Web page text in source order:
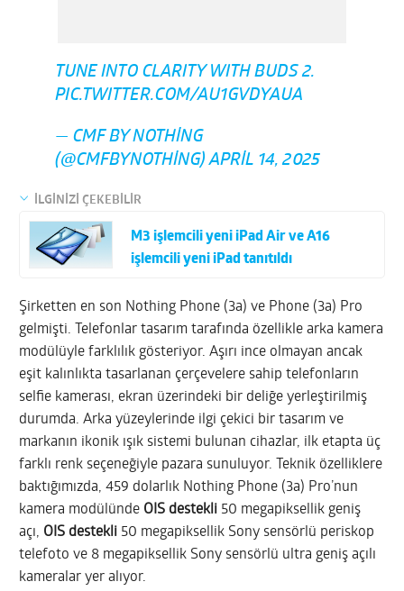
TUNE INTO CLARITY WITH BUDS 2.
PIC.TWITTER.COM/AU1GVDYAUA
— CMF BY NOTHING
(@CMFBYNOTHING)APRIL 14, 2025
İLGİNİZİ ÇEKEBİLİR
M3 işlemcili yeni iPad Air ve A16
işlemcili yeni iPad tanıtıldı
Şirketten en son Nothing Phone (3a) ve Phone (3a) Pro
gelmişti. Telefonlar tasarım tarafında özellikle arka kamera
modülüyle farklılık gösteriyor. Aşırı ince olmayan ancak
eşit kalınlıkta tasarlanan çerçevelere sahip telefonların
selfie kamerası, ekran üzerindeki bir deliğe yerleştirilmiş
durumda. Arka yüzeylerinde ilgi çekici bir tasarım ve
markanın ikonik ışık sistemi bulunan cihazlar, ilk etapta üç
farklı renk seçeneğiyle pazara sunuluyor. Teknik özelliklere
baktığımızda, 459 dolarlık Nothing Phone (3a) Pro’nun
kamera modülünde OIS destekli 50 megapiksellik geniş
açı, OIS destekli 50 megapiksellik Sony sensörlü periskop
telefoto ve 8 megapiksellik Sony sensörlü ultra geniş açılı
kameralar yer alıyor.